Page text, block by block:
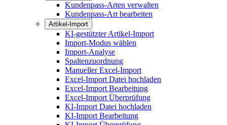
Kundenpass-Arten verwalten
Kundenpass-Art bearbeiten
Artikel-Import
KI-gestützter Artikel-Import
Import-Modus wählen
Import-Analyse
Spaltenzuordnung
Manueller Excel-Import
Excel-Import Datei hochladen
Excel-Import Bearbeitung
Excel-Import Überprüfung
KI-Import Datei hochladen
KI-Import Bearbeitung